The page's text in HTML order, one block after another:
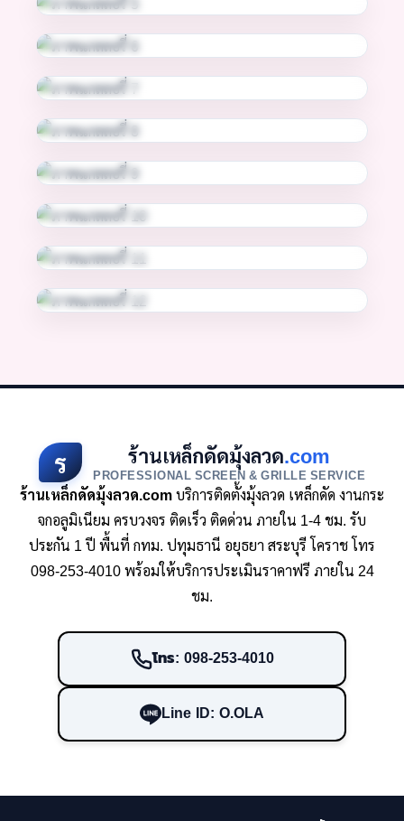
ร ร้านเหล็กดัดมุ้งลวด.com
PROFESSIONAL SCREEN & GRILLE SERVICE
ร้านเหล็กดัดมุ้งลวด.comบริการติดตั้งมุ้งลวด เหล็กดัด งานกระ
จกอลูมิเนียม ครบวงจร ติดเร็ว ติดด่วน ภายใน 1-4 ชม. รับ
ประกัน 1 ปี พื้นที่ กทม. ปทุมธานี อยุธยา สระบุรี โคราช โทร
098-253-4010 พร้อมให้บริการประเมินราคาฟรี ภายใน 24
ชม.
โทร: 098-253-4010
Line ID: O.OLA